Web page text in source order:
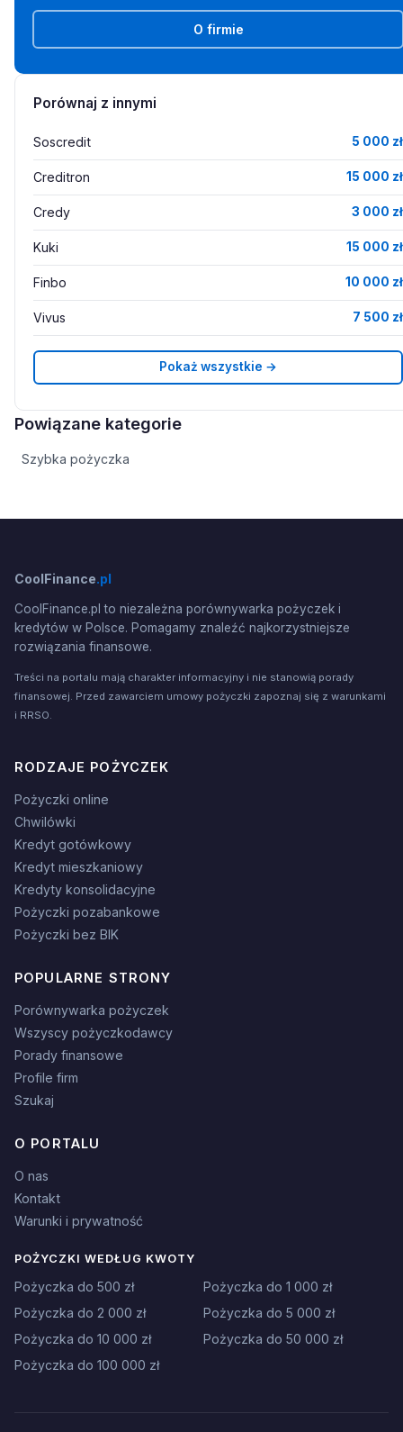
O firmie
Porównaj z innymi
Soscredit 5 000 zł
Creditron 15 000 zł
Credy 3 000 zł
Kuki 15 000 zł
Finbo 10 000 zł
Vivus 7 500 zł
Pokaż wszystkie →
Powiązane kategorie
Szybka pożyczka
CoolFinance.pl
CoolFinance.pl to niezależna porównywarka pożyczek i
kredytów w Polsce. Pomagamy znaleźć najkorzystniejsze
rozwiązania finansowe.
Treści na portalu mają charakter informacyjny i nie stanowią porady
finansowej. Przed zawarciem umowy pożyczki zapoznaj się z warunkami
i RRSO.
RODZAJE POŻYCZEK
Pożyczki online
Chwilówki
Kredyt gotówkowy
Kredyt mieszkaniowy
Kredyty konsolidacyjne
Pożyczki pozabankowe
Pożyczki bez BIK
POPULARNE STRONY
Porównywarka pożyczek
Wszyscy pożyczkodawcy
Porady finansowe
Profile firm
Szukaj
O PORTALU
O nas
Kontakt
Warunki i prywatność
POŻYCZKI WEDŁUG KWOTY
Pożyczka do 500 zł
Pożyczka do 1 000 zł
Pożyczka do 2 000 zł
Pożyczka do 5 000 zł
Pożyczka do 10 000 zł
Pożyczka do 50 000 zł
Pożyczka do 100 000 zł